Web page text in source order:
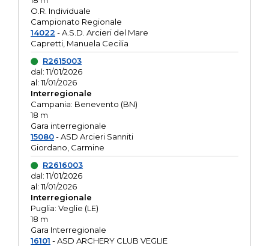
O.R. Individuale
Campionato Regionale
14022 - A.S.D. Arcieri del Mare
Capretti, Manuela Cecilia
R2615003
dal: 11/01/2026
al: 11/01/2026
Interregionale
Campania: Benevento (BN)
18 m
Gara interregionale
15080- ASD Arcieri Sanniti
Giordano, Carmine
R2616003
dal: 11/01/2026
al: 11/01/2026
Interregionale
Puglia: Veglie (LE)
18 m
Gara Interregionale
16101 - ASD ARCHERY CLUB VEGLIE